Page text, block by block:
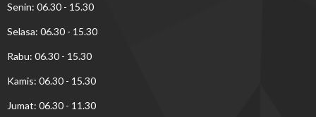
Senin: 06.30 - 15.30
Selasa: 06.30 - 15.30
Rabu: 06.30 - 15.30
Kamis: 06.30 - 15.30
Jumat: 06.30 - 11.30